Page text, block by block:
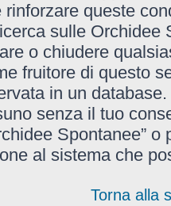
queste
sulle Orchidee
o chiudere
fruitore di questo
in un
senza il tuo
Spontanee”
al sistema che
Torna alla